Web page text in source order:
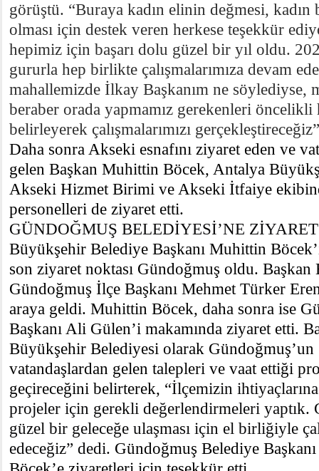
görüştü. “Buraya kadın elinin değmesi, kadın
olması için destek veren herkese teşekkür
hepimiz için başarı dolu güzel bir yıl oldu.
gururla hep birlikte çalışmalarımıza devam
mahallemizde İlkay Başkanım ne söylediyse,
beraber orada yapmamız gerekenleri
belirleyerek çalışmalarımızı
Daha sonra Akseki esnafını ziyaret eden ve
gelen Başkan Muhittin Böcek, Antalya
Akseki Hizmet Birimi ve Akseki İtfaiye
personelleri de ziyaret etti.
GÜNDOĞMUŞ BELEDİYESİ’NE ZİYARET
Büyükşehir Belediye Başkanı Muhittin
son ziyaret noktası Gündoğmuş oldu. Başkan
Gündoğmuş İlçe Başkanı Mehmet Türker
araya geldi. Muhittin Böcek, daha sonra ise
Başkanı Ali Gülen’i makamında ziyaret etti.
Büyükşehir Belediyesi olarak Gündoğmuş’un
vatandaşlardan gelen talepleri ve vaat ettiği
geçireceğini belirterek, “İlçemizin
projeler için gerekli değerlendirmeleri yaptık.
güzel bir geleceğe ulaşması için el birliğiyle
edeceğiz” dedi. Gündoğmuş Belediye